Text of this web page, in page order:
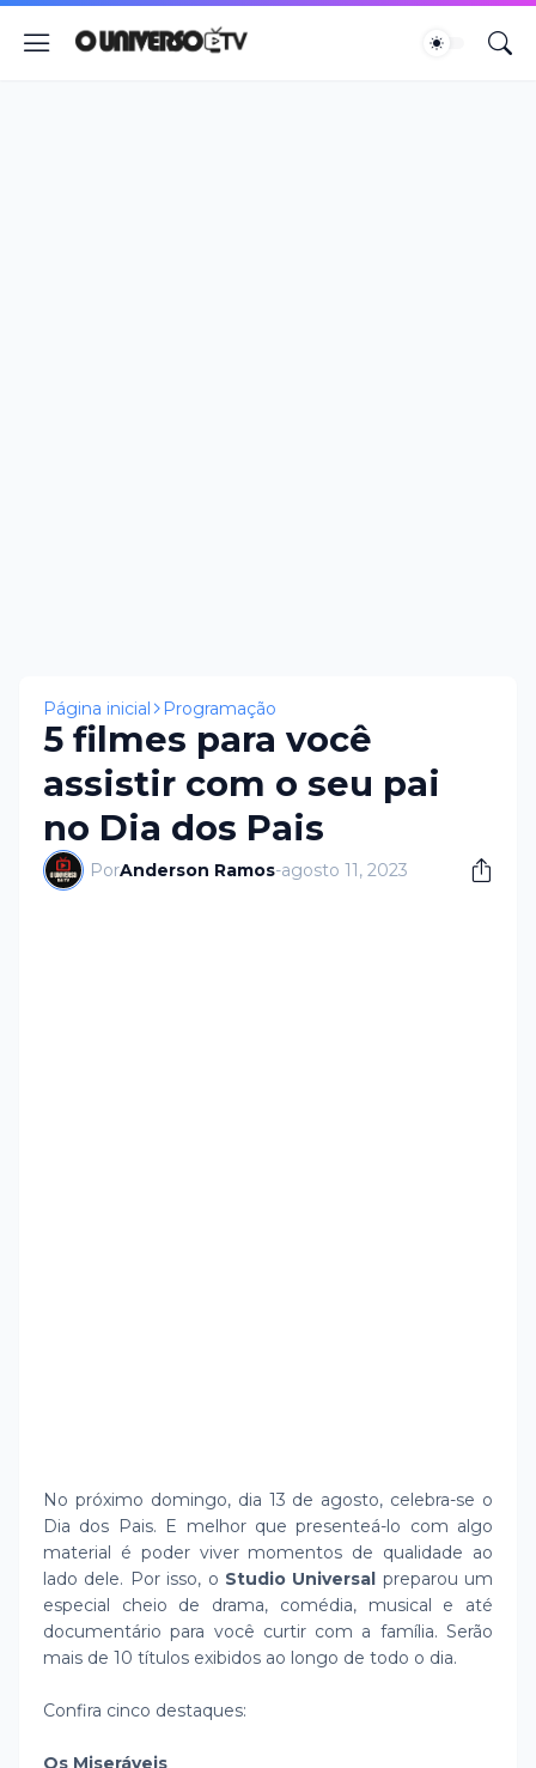
Página inicial Programação
5 filmes para você
assistir com o seu pai
no Dia dos Pais
PorAnderson Ramos-agosto 11, 2023
No próximo domingo, dia 13 de agosto, celebra-se o
Dia dos Pais. E melhor que presenteá-lo com algo
material é poder viver momentos de qualidade ao
lado dele. Por isso, o Studio Universal preparou um
especial cheio de drama, comédia, musical e até
documentário para você curtir com a família. Serão
mais de 10 títulos exibidos ao longo de todo o dia.
Confira cinco destaques:
Os Miseráveis